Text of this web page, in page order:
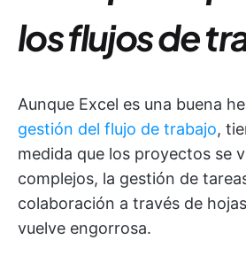
los flujos de
Aunque Excel es una buena
gestión del flujo de trabajo,
medida que los proyectos se
complejos, la gestión de
colaboración a través de
vuelve engorrosa.